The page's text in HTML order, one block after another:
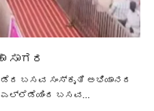
ಸಾಗರ
ಬಸವ ಸಂಸ್ಕೃತಿ ಅಭಿಯಾನದ
ಎಲ್ಲೆಡೆಯಿಂದ ಬಸವ…